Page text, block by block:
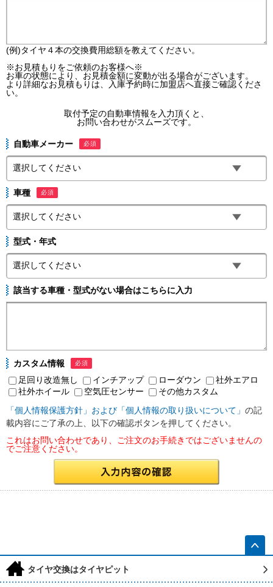
(例)タイヤ４本の交換費用総額を教えてください。
※お見積もりをご依頼のお客様へ※
お車の状態により、お見積金額に変動が出る場合がございます。
より詳細なお見積もりは、入庫予約時に加盟店へ直接ご確認くださ
い。
取付予定の自動車情報を入力頂くと、
お問い合わせがスムーズです。
自動車メーカー 必須
車種 必須
型式・年式
該当する車種・型式がない場合はこちらに入力
カスタム情報 必須
足回り改造無し インチアップ ローダウン
社外エアロ
社外ホイール
空気圧センサー
その他カスタム
「個人情報保護方針」および「個人情報の取り扱いについて」 の記
載内容にご了承の上、以下の確認ボタンを押してください。
これはお問い合わせであり、ご注文のお手続きではございませんの
でご注意ください。
h タイヤ交換はタイヤピット